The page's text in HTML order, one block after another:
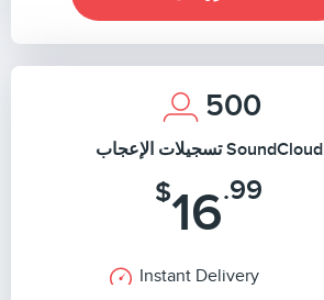
500
تسجيلات الإعجاب SoundCloud
$16.99
Instant Delivery